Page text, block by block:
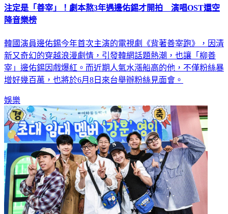
注定是「善宰」！劇本熬3年遇邊佑錫才開拍 演唱OST還空
降音樂榜
韓國演員邊佑錫今年首次主演的電視劇《背著善宰跑》，因清
新又奇幻的穿越浪漫劇情，引發韓網話題熱潮，也讓「柳善
宰」邊佑錫因戲爆紅。而近期人氣水漲船高的他，不僅粉絲暴
增好幾百萬，也將於6月8日來台舉辦粉絲見面會。
娛樂